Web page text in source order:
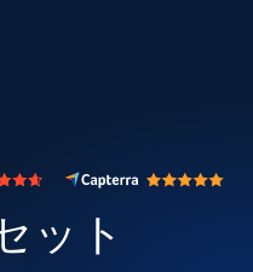
ット